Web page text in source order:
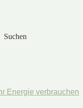
Energie verbrauchen